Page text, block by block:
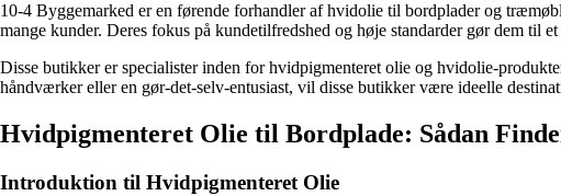
10-4 Byggemarked er en førende forhandler af hvidolie til bordplader og
mange kunder. Deres fokus på kundetilfredshed og høje standarder gør dem til
Disse butikker er specialister inden for hvidpigmenteret olie og hvidolie-
håndværker eller en gør-det-selv-entusiast, vil disse butikker være ideelle
Hvidpigmenteret Olie til Bordplade: Sådan
Introduktion til Hvidpigmenteret Olie